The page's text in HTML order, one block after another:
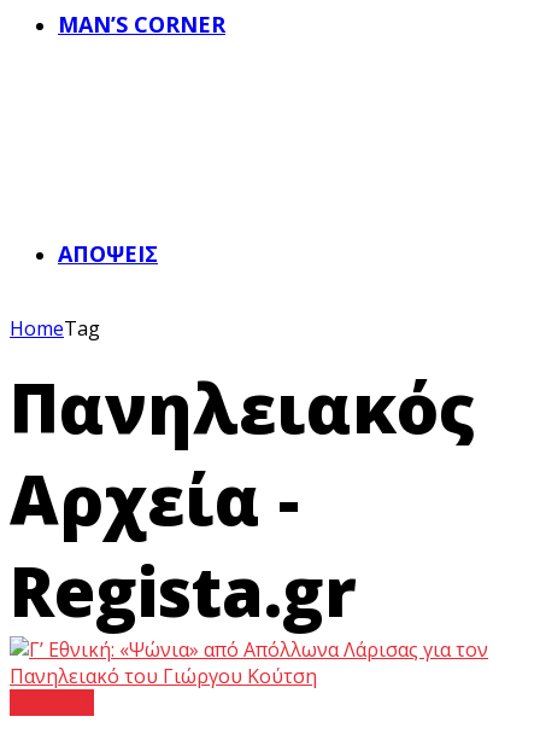
MAN’S CORNER
ΑΠΌΨΕΙΣ
HomeTag
Πανηλειακός
Αρχεία -
Regista.gr